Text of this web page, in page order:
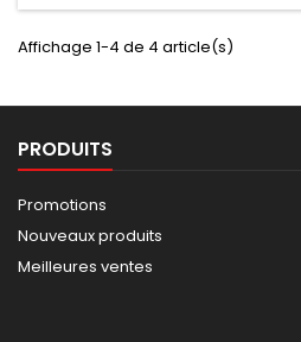
Affichage 1-4 de 4 article(s)
PRODUITS
Promotions
Nouveaux produits
Meilleures ventes